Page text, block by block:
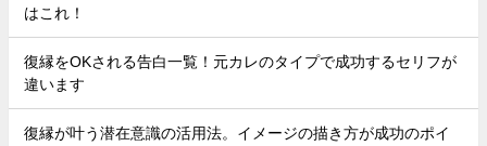
はこれ！
復縁をOKされる告白一覧！元カレのタイプで成功するセリフが
違います
復縁が叶う潜在意識の活用法。イメージの描き方が成功のポイ